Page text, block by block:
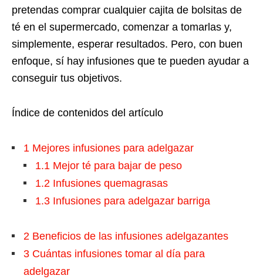
pretendas comprar cualquier cajita de bolsitas de
té en el supermercado, comenzar a tomarlas y,
simplemente, esperar resultados. Pero, con buen
enfoque, sí hay infusiones que te pueden ayudar a
conseguir tus objetivos.
Índice de contenidos del artículo
1 Mejores infusiones para adelgazar
1.1 Mejor té para bajar de peso
1.2 Infusiones quemagrasas
1.3 Infusiones para adelgazar barriga
2 Beneficios de las infusiones adelgazantes
3 Cuántas infusiones tomar al día para
adelgazar